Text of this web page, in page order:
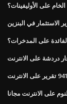
على الأوليفينات؟
على المدخرات؟
دردشة على الانترنت
على الانترنت مجانا